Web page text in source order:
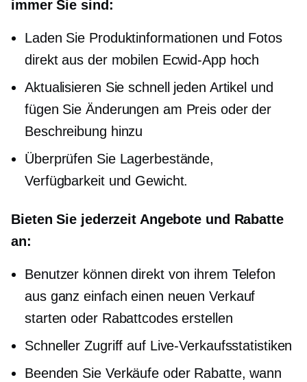
immer Sie sind:
Laden Sie Produktinformationen und Fotos
direkt aus der mobilen Ecwid-App hoch
Aktualisieren Sie schnell jeden Artikel und
fügen Sie Änderungen am Preis oder der
Beschreibung hinzu
Überprüfen Sie Lagerbestände,
Verfügbarkeit und Gewicht.
Bieten Sie jederzeit Angebote und Rabatte
an:
Benutzer können direkt von ihrem Telefon
aus ganz einfach einen neuen Verkauf
starten oder Rabattcodes erstellen
Schneller Zugriff auf Live-Verkaufsstatistiken
Beenden Sie Verkäufe oder Rabatte, wann